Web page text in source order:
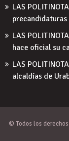
LAS
LAS
hace oficial su
LAS
alcaldías de
© Todos los